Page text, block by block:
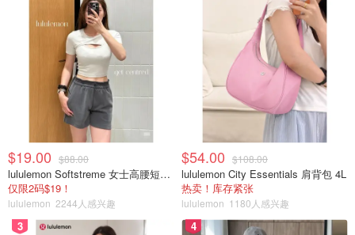
$19.00 $88.00
lululemon Softstreme 女士高腰短裤 10cm
仅限2码$19！
lululemon 2244人感兴趣
$54.00 $108.00
lululemon City Essentials 肩背包 4L
热卖！库存紧张
lululemon 1180人感兴趣
3 4